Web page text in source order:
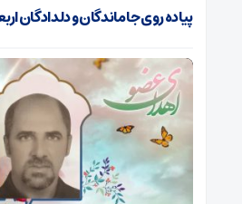
پیاده روی جاماندگان و دلدادگان